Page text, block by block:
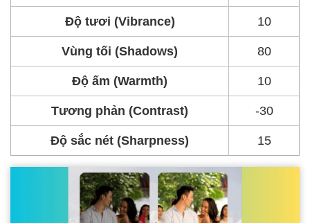
Độ tươi (Vibrance) 10
Vùng tối (Shadows) 80
Độ ấm (Warmth) 10
Tương phản (Contrast) -30
Độ sắc nét (Sharpness) 15